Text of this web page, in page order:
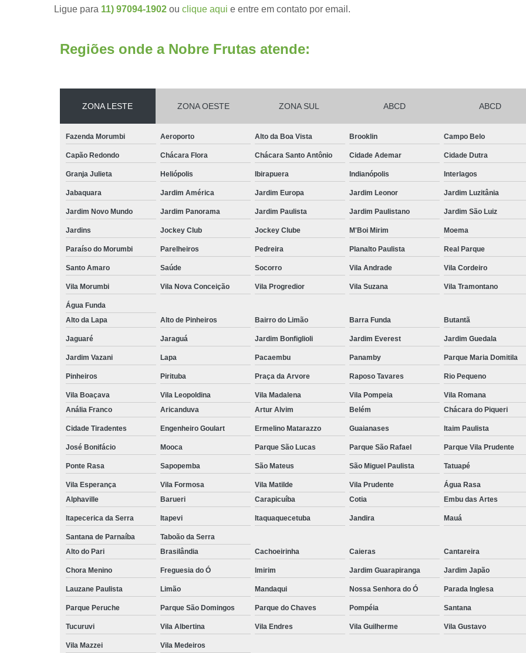
Entrega de Frutas a Empresas
Fornecedor de Frutas Congeladas
Frutas Congeladas 1kg
Frutas
Frutas Naturais Congeladas
Pacotes de Frutas Congeladas
Polpa de
Delivery Frutas Cortadas
Frutas
Frutas Cortadas para Entregar
Fruta
Frutas e Legumes Minimamente
Frutas e Verduras Processadas e
Frutas Processadas e Higienizadas
Frutas Processadas para Empresas
Empresa de Kit Lanche
Kit
Kit Lanche Empresarial
Kit
Kit Lanche para Eventos
Kit
Kit Lanche Pronto
Kit Lanche Saudável
Frutas em Pote
Frutas Fatiadas em Pote
Frutas no Potinho
Frutas
Pote de Frutas para Vender
Salada de Frutas no Pote
Salada de Fruta para Empresas
Salada de Frutas Naturais para
Salada de
Ligue para 11) 97094-1902 ou clique aqui e entre em contato por email.
Regiões onde a Nobre Frutas atende:
ZONA LESTE ZONA OESTE ZONA SUL ABCD ABCD
Fazenda Morumbi Aeroporto Alto da Boa Vista Brooklin Campo Belo
Capão Redondo Chácara Flora Chácara Santo Antônio Cidade Ademar Cidade Dutra
Granja Julieta Heliópolis Ibirapuera Indianópolis Interlagos
Jabaquara Jardim América Jardim Europa Jardim Leonor Jardim Luzitânia
Jardim Novo Mundo Jardim Panorama Jardim Paulista Jardim Paulistano Jardim São Luiz
Jardins Jockey Club Jockey Clube M'Boi Mirim Moema
Paraíso do Morumbi Parelheiros Pedreira Planalto Paulista Real Parque
Santo Amaro Saúde Socorro Vila Andrade Vila Cordeiro
Vila Morumbi Vila Nova Conceição Vila Progredior Vila Suzana Vila Tramontano
Água Funda
Alto da Lapa
Alto de Pinheiros Bairro do Limão Barra Funda Butantã
Jaguaré Jaraguá Jardim Bonfiglioli Jardim Everest Jardim Guedala
Jardim Vazani Lapa Pacaembu Panamby Parque Maria Domitila
Pinheiros Pirituba Praça da Arvore Raposo Tavares Rio Pequeno
Vila Boaçava Vila Leopoldina Vila Madalena Vila Pompeia Vila Romana
Anália Franco
Aricanduva Artur Alvim Belém Chácara do Piqueri
Cidade Tiradentes Engenheiro Goulart Ermelino Matarazzo Guaianases Itaim Paulista
José Bonifácio Mooca Parque São Lucas Parque São Rafael Parque Vila Prudente
Ponte Rasa Sapopemba São Mateus São Miguel Paulista Tatuapé
Vila Esperança Vila Formosa Vila Matilde Vila Prudente
Água Rasa
Alphaville
Barueri Carapicuíba Cotia Embu das Artes
Itapecerica da Serra Itapevi Itaquaquecetuba Jandira Mauá
Santana de Parnaíba
Taboão da Serra
Alto do Pari
Brasilândia Cachoeirinha Caieras Cantareira
Chora Menino Freguesia do Ó Imirim Jardim Guarapiranga Jardim Japão
Lauzane Paulista Limão Mandaqui Nossa Senhora do Ó Parada Inglesa
Parque Peruche Parque São Domingos Parque do Chaves Pompéia Santana
Tucuruvi Vila Albertina Vila Endres Vila Guilherme Vila Gustavo
Vila Mazzei Vila Medeiros